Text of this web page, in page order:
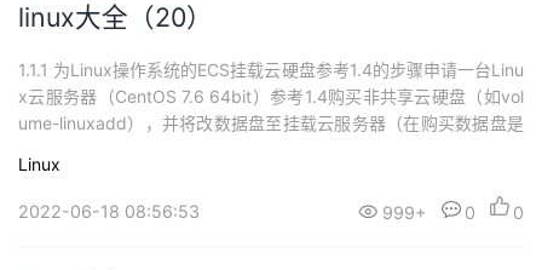
linux大全（20）
1.1.1 为Linux操作系统的ECS挂载云硬盘参考1.4的步骤申请一台Linu
x云服务器（CentOS 7.6 64bit）参考1.4购买非共享云硬盘（如vol
ume-linuxadd），并将改数据盘至挂载云服务器（在购买数据盘是
务器，执行以下命令，查看新增数据盘。fdisk -l表示当前的云服务
器有两块磁盘，“/de...
Linux
2022-06-18 08:56:53 999+ 0 0